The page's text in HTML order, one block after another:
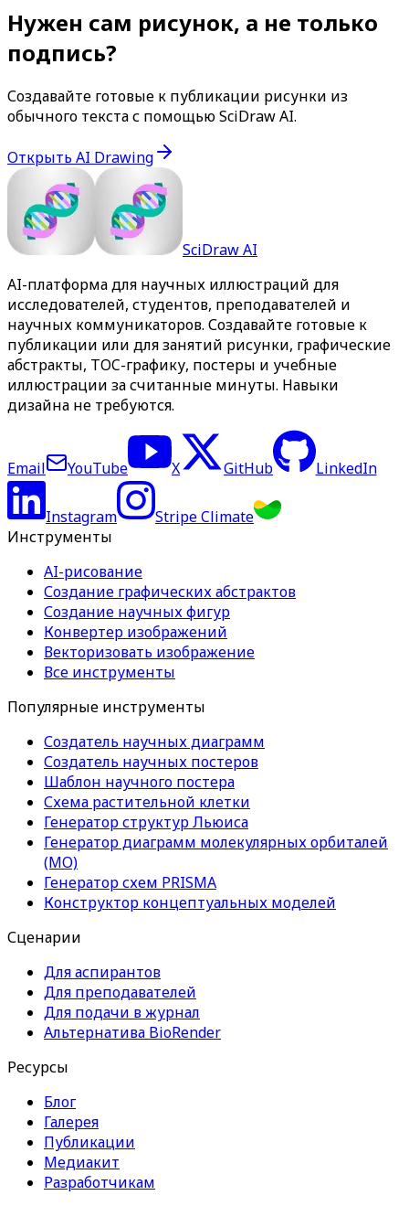
Нужен сам рисунок, а не только
подпись?
Создавайте готовые к публикации рисунки из
обычного текста с помощью SciDraw AI.
Открыть AI Drawing
SciDraw AI
AI-платформа для научных иллюстраций для
исследователей, студентов, преподавателей и
научных коммуникаторов. Создавайте готовые к
публикации или для занятий рисунки, графические
абстракты, TOC-графику, постеры и учебные
иллюстрации за считанные минуты. Навыки
дизайна не требуются.
Email YouTube X GitHub LinkedIn
Instagram
Stripe Climate
Инструменты
AI-рисование
Создание графических абстрактов
Создание научных фигур
Конвертер изображений
Векторизовать изображение
Все инструменты
Популярные инструменты
Создатель научных диаграмм
Создатель научных постеров
Шаблон научного постера
Схема растительной клетки
Генератор структур Льюиса
Генератор диаграмм молекулярных орбиталей
(МО)
Генератор схем PRISMA
Конструктор концептуальных моделей
Сценарии
Для аспирантов
Для преподавателей
Для подачи в журнал
Альтернатива BioRender
Ресурсы
Блог
Галерея
Публикации
Медиакит
Разработчикам